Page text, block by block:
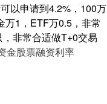
以申请到4.2%，100万
万1，ETF万0.5，非常
非常合适做T+0交易
金股票融资利率